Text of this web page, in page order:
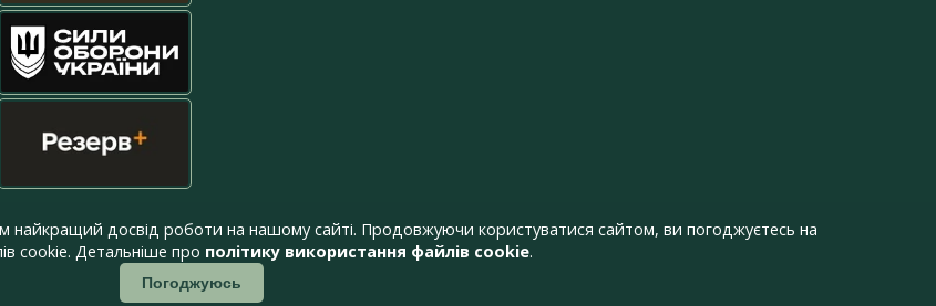
досвід роботи на нашому сайті. Продовжуючи користуватися сайтом, ви погоджуєтесь на
cookie. Детальніше про політику використання файлів cookie.
Погоджуюсь